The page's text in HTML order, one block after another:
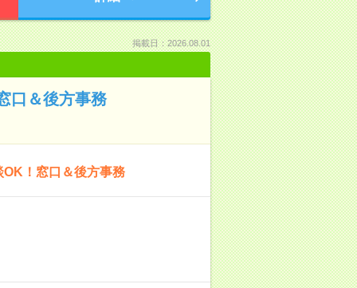
掲載日：2026.08.01
口＆後方事務
！窓口＆後方事務